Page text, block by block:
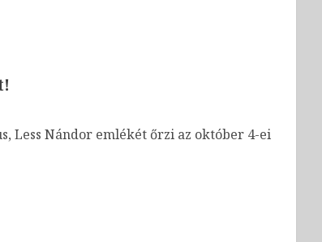
Less Nándor emlékét őrzi az október 4-ei